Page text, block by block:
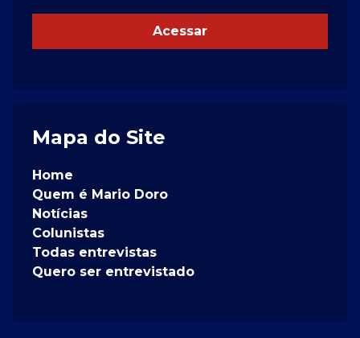
Acessar
Mapa do Site
Home
Quem é Mario Doro
Notícias
Colunistas
Todas entrevistas
Quero ser entrevistado